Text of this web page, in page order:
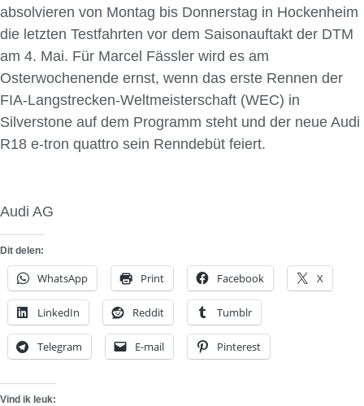
absolvieren von Montag bis Donnerstag in Hockenheim
die letzten Testfahrten vor dem Saisonauftakt der DTM
am 4. Mai. Für Marcel Fässler wird es am
Osterwochenende ernst, wenn das erste Rennen der
FIA-Langstrecken-Weltmeisterschaft (WEC) in
Silverstone auf dem Programm steht und der neue Audi
R18 e-tron quattro sein Renndebüt feiert.
Audi AG
Dit delen:
WhatsApp Print Facebook X
LinkedIn Reddit Tumblr
Telegram E-mail Pinterest
Vind ik leuk: